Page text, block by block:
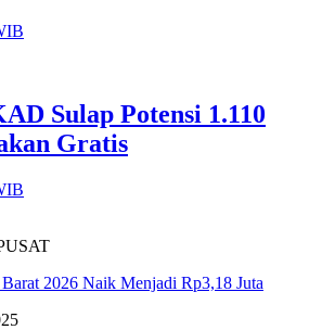
Sulap Potensi 1.110
Gratis
2026 Naik Menjadi Rp3,18 Juta